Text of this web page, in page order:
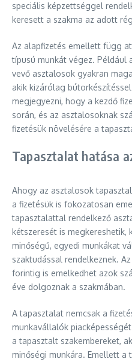
speciális képzettséggel
keresett a szakma az adott
Az alapfizetés emellett függ
típusú munkát végez. Például
vevő asztalosok gyakran
akik kizárólag
megjegyezni, hogy a kezdő
során, és az asztalosoknak
fizetésük növelésére a
Tapasztalat hatása
Ahogy az asztalosok
a fizetésük is fokozatosan
tapasztalattal rendelkező
kétszeresét is megkereshetik,
minőségű, egyedi munkákat
szaktudással rendelkeznek.
forintig is emelkedhet azok
éve dolgoznak a szakmában.
A tapasztalat nemcsak a
munkavállalók
a tapasztalt szakembereket,
minőségi munkára. Emellett